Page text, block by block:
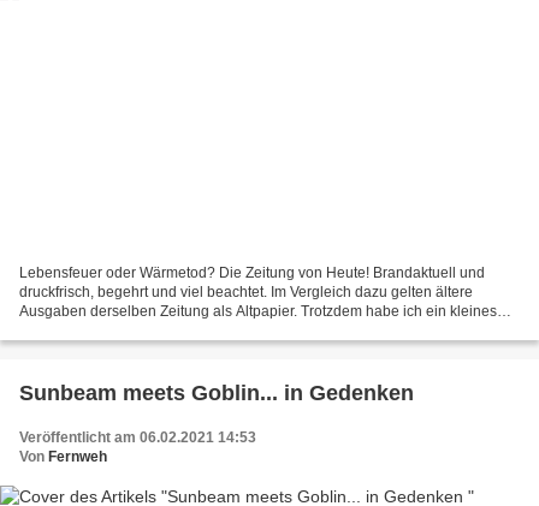
Lebensfeuer oder Wärmetod? Die Zeitung von Heute! Brandaktuell und
druckfrisch, begehrt und viel beachtet. Im Vergleich dazu gelten ältere
Ausgaben derselben Zeitung als Altpapier. Trotzdem habe ich ein kleines
Sunbeam meets Goblin... in Gedenken
Veröffentlicht am 06.02.2021 14:53
Von Fernweh